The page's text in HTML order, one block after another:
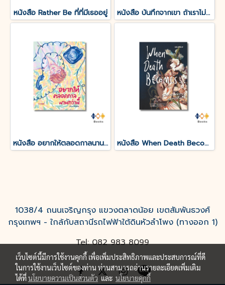
หนังสือ Rather Be ที่ที่มีเธออยู่ หนังสือ บันทึกจากเขา ถ้าเราไม่ได้เจอกันอีก
หนังสือ อยากให้ตลอดกาลนานกว่านี้ หนังสือ When Death Becomes เมื่อความตายกลายเป็นอื่น
1038/4 ถนนเจริญกรุง แขวงตลาดน้อย เขตสัมพันธวงศ์
กรุงเทพฯ - ใกล้กับสถานีรถไฟฟ้าใต้ดินหัวลำโพง (ทางออก 1)
Tel: 082 983 8099
เว็บไซต์นี้มีการใช้งานคุกกี้ เพื่อเพิ่มประสิทธิภาพและประสบการณ์ที่ดี
ในการใช้งานเว็บไซต์ของท่าน ท่านสามารถอ่านรายละเอียดเพิ่มเติม
ได้ที่นโยบายความเป็นส่วนตัวและ นโยบายคุกกี้